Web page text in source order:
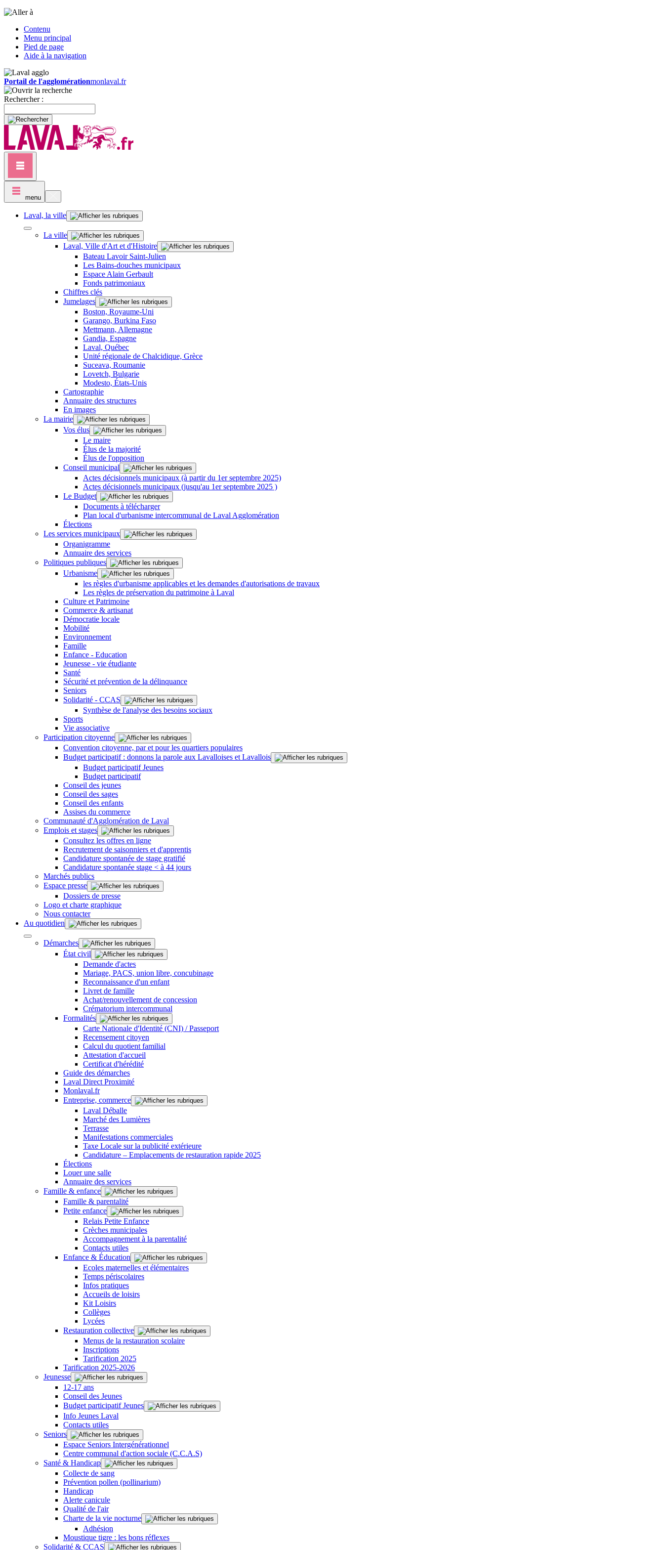
Contenu
Menu principal
Pied de page
Aide à la navigation
Portail de l'agglomérationmonlaval.fr
Rechercher :
menu
Laval, la ville
La ville
Laval, Ville d'Art et d'Histoire
Bateau Lavoir Saint-Julien
Les Bains-douches municipaux
Espace Alain Gerbault
Fonds patrimoniaux
Chiffres clés
Jumelages
Boston, Royaume-Uni
Garango, Burkina Faso
Mettmann, Allemagne
Gandia, Espagne
Laval, Québec
Unité régionale de Chalcidique, Grèce
Suceava, Roumanie
Lovetch, Bulgarie
Modesto, États-Unis
Cartographie
Annuaire des structures
En images
La mairie
Vos élus
Le maire
Élus de la majorité
Élus de l'opposition
Conseil municipal
Actes décisionnels municipaux (à partir du 1er septembre 2025)
Actes décisionnels municipaux (jusqu'au 1er septembre 2025 )
Le Budget
Documents à télécharger
Plan local d'urbanisme intercommunal de Laval Agglomération
Élections
Les services municipaux
Organigramme
Annuaire des services
Politiques publiques
Urbanisme
les règles d'urbanisme applicables et les demandes d'autorisations de travaux
Les règles de préservation du patrimoine à Laval
Culture et Patrimoine
Commerce & artisanat
Démocratie locale
Mobilité
Environnement
Famille
Enfance - Education
Jeunesse - vie étudiante
Santé
Sécurité et prévention de la délinquance
Seniors
Solidarité - CCAS
Synthèse de l'analyse des besoins sociaux
Sports
Vie associative
Participation citoyenne
Convention citoyenne, par et pour les quartiers populaires
Budget participatif : donnons la parole aux Lavalloises et Lavallois
Budget participatif Jeunes
Budget participatif
Conseil des jeunes
Conseil des sages
Conseil des enfants
Assises du commerce
Communauté d'Agglomération de Laval
Emplois et stages
Consultez les offres en ligne
Recrutement de saisonniers et d'apprentis
Candidature spontanée de stage gratifié
Candidature spontanée stage < à 44 jours
Marchés publics
Espace presse
Dossiers de presse
Logo et charte graphique
Nous contacter
Au quotidien
Démarches
État civil
Demande d'actes
Mariage, PACS, union libre, concubinage
Reconnaissance d'un enfant
Livret de famille
Achat/renouvellement de concession
Crématorium intercommunal
Formalités
Carte Nationale d'Identité (CNI) / Passeport
Recensement citoyen
Calcul du quotient familial
Attestation d'accueil
Certificat d'hérédité
Guide des démarches
Laval Direct Proximité
Monlaval.fr
Entreprise, commerce
Laval Déballe
Marché des Lumières
Terrasse
Manifestations commerciales
Taxe Locale sur la publicité extérieure
Candidature – Emplacements de restauration rapide 2025
Élections
Louer une salle
Annuaire des services
Famille & enfance
Famille & parentalité
Petite enfance
Relais Petite Enfance
Crèches municipales
Accompagnement à la parentalité
Contacts utiles
Enfance & Éducation
Ecoles maternelles et élémentaires
Temps périscolaires
Infos pratiques
Accueils de loisirs
Kit Loisirs
Collèges
Lycées
Restauration collective
Menus de la restauration scolaire
Inscriptions
Tarification 2025
Tarification 2025-2026
Jeunesse
12-17 ans
Conseil des Jeunes
Budget participatif Jeunes
Info Jeunes Laval
Contacts utiles
Seniors
Espace Seniors Intergénérationnel
Centre communal d'action sociale (C.C.A.S)
Santé & Handicap
Collecte de sang
Prévention pollen (pollinarium)
Handicap
Alerte canicule
Qualité de l'air
Charte de la vie nocturne
Adhésion
Moustique tigre : les bons réflexes
Solidarité & CCAS